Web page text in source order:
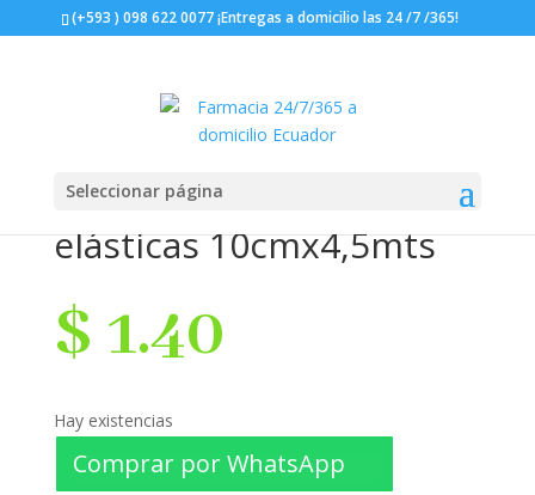
(+593 ) 098 622 0077 ¡Entregas a domicilio las 24 /7 /365!
Seleccionar página
Vendas herenco
elásticas 10cmx4,5mts
$ 1.40
Hay existencias
Comprar por WhatsApp